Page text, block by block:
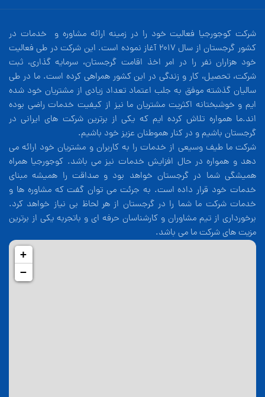
شرکت کوجورجیا فعالیت خود را در زمینه ارائه مشاوره و خدمات در
کشور گرجستان از سال 2017 آغاز نموده است. این شرکت در طی فعالیت
خود هزاران نفر را در امر اخذ اقامت گرجستان، سرمایه گذاری، ثبت
شرکت، تحصیل، کار و زندگی در این کشور همراهی کرده است. ما در طی
سالیان گذشته موفق به جلب اعتماد تعداد زیادی از مشتریان خود شده
ایم و خوشبختانه اکثریت مشتریان ما نیز از کیفیت خدمات راضی بوده
اند.ما همواره تلاش کرده ایم که یکی از برترین شرکت های ایرانی در
گرجستان باشیم و در کنار هموطنان عزیز خود باشیم.
شرکت ما طیف وسیعی از خدمات را به کاربران و مشتریان خود ارائه می
دهد و همواره در حال افزایش خدمات نیز می باشد. کوجورجیا همراه
همیشگی شما در گرجستان خواهد بود و صداقت را همیشه مبنای
خدمات خود قرار داده است. به جرئت می توان گفت که مشاوره ها و
خدمات شرکت ما شما را در گرجستان از هر لحاظ بی نیاز خواهد کرد.
برخورداری از تیم مشاوران و کارشناسان حرفه ای و باتجربه یکی از برترین
مزیت های شرکت ما می باشد.
+
−